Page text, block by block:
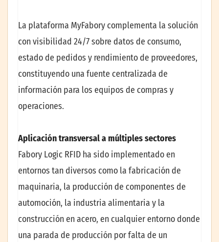
La plataforma MyFabory complementa la solución
con visibilidad 24/7 sobre datos de consumo,
estado de pedidos y rendimiento de proveedores,
constituyendo una fuente centralizada de
información para los equipos de compras y
operaciones.
Aplicación transversal a múltiples sectores
Fabory Logic RFID ha sido implementado en
entornos tan diversos como la fabricación de
maquinaria, la producción de componentes de
automoción, la industria alimentaria y la
construcción en acero, en cualquier entorno donde
una parada de producción por falta de un